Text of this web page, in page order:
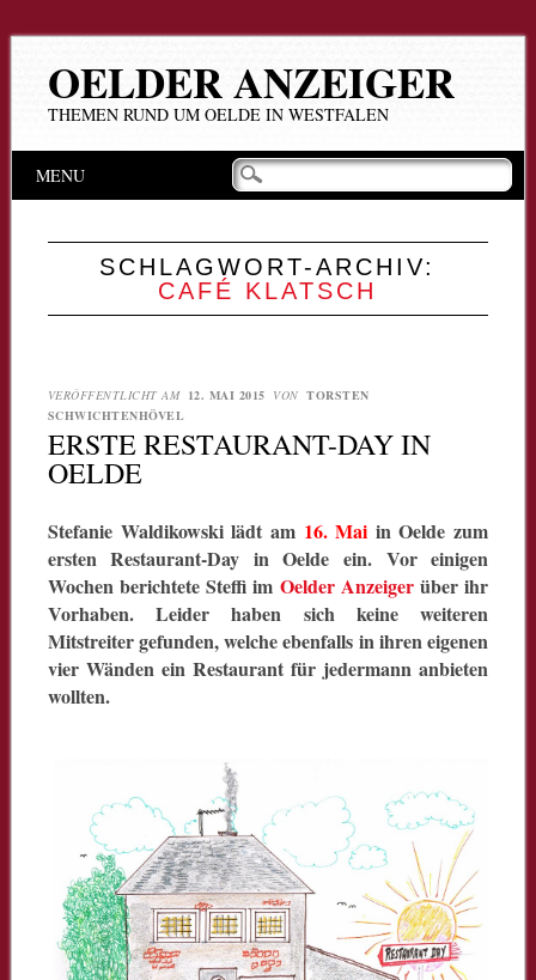
OELDER ANZEIGER
THEMEN RUND UM OELDE IN WESTFALEN
Hauptmenü
Inhalt
MENU
SCHLAGWORT-ARCHIV:
CAFÉ KLATSCH
VERÖFFENTLICHT AM 12. MAI 2015 VON TORSTEN
SCHWICHTENHÖVEL
ERSTE RESTAURANT-DAY IN
OELDE
Stefanie Waldikowski lädt am 16. Mai in Oelde zum
ersten Restaurant-Day in Oelde ein. Vor einigen
Wochen berichtete Steffi im Oelder Anzeigerüber ihr
Vorhaben. Leider haben sich keine weiteren
Mitstreiter gefunden, welche ebenfalls in ihren eigenen
vier Wänden ein Restaurant für jedermann anbieten
wollten.